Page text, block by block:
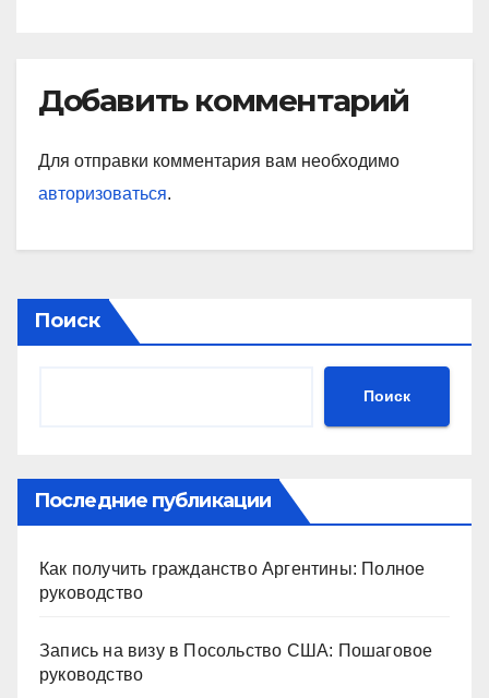
Добавить комментарий
Для отправки комментария вам необходимо
авторизоваться.
Поиск
Поиск
Последние публикации
Как получить гражданство Аргентины: Полное
руководство
Запись на визу в Посольство США: Пошаговое
руководство